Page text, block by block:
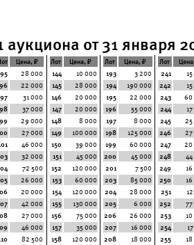
аукциона от 31 января
Цена, ₽
95
28 000
96
22 000
97
31 000
98
37 000
99
29 000
27 000
46 000
32 000
72 500
26 000
20 000
42 000
27 000
46 000
82 500
Лот
Цена, ₽
144
10 000
145
28 000
146
20 000
147
20 000
148
8 000
149
100 000
150
39 000
151
45 000
152
120 000
153
60 000
154
120 000
155
130 000
156
75 000
157
35 000
158
120 000
Лот
Цена, ₽
193
3 200
194
190 000
195
22 000
196
55 000
197
8 000
198
125 000
199
60 000
200
45 000
201
7 500
203
85 000
204
28 000
205
6 000
206
26 000
207
16 000
208
18 000
Лот
241
242
243
60
244
245
246
247
20
248
249
250
251
252
253
254
255